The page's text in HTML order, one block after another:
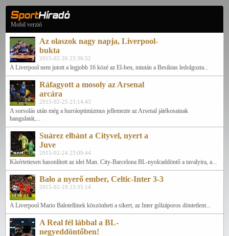
Mobil verzió
Az olaszok nagy napja, Liverpool-
bukta
2015-02-26 23:36:52
A Liverpool nem jutott a legjobb 16 közé az El-ben, miután a Besiktas ledolgozta...
Ráfagyott a mosoly az Arsenal
arcára
2015-02-25 23:14:43
A sorsolás után még a hurráoptimizmus jellemezte az Arsenal játékosainak
hangulatát,...
Suárez elbánt a Cityvel, nyert a
Juve
2015-02-24 23:09:44
Kísértetiesen hasonlított az idei Man. City-Barcelona BL-nyolcaddöntő a tavalyira, a...
Balo a nyerő ember, Celtic-Inter 3-3
2015-02-19 23:35:14
A Liverpool Mario Balotellinek köszönheti a sikert, az Inter gólzáporos döntetlent...
A Real fél lábbal a BL-
negyeddöntőben!